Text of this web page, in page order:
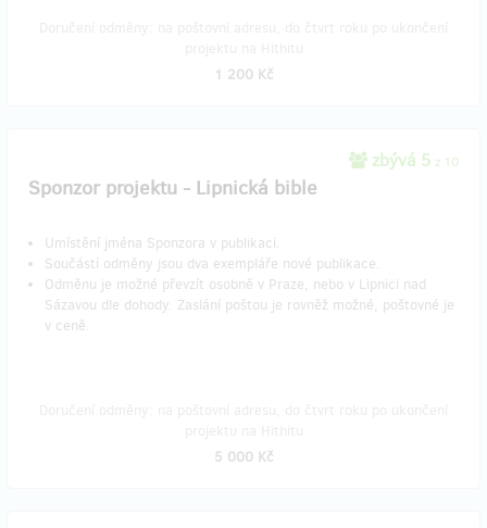
1 200 Kč
zbývá 5 z 10
Sponzor projektu - Lipnická bible
Umístění jména Sponzora v publikaci.
Součástí odměny jsou dva exempláře nové publikace.
Odměnu je možné převzít osobně v Praze, nebo v Lipnici nad
Sázavou dle dohody. Zaslání poštou je rovněž možné, poštovné je
v ceně.
5 000 Kč